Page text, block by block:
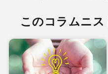
このコラムニス